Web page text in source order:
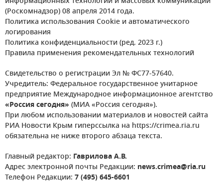
(Роскомнадзор) 08 апреля 2014 года.
Политика использования Cookie и автоматического
логирования
Политика конфиденциальности (ред. 2023 г.)
Правила применения рекомендательных технологий
Свидетельство о регистрации Эл № ФС77-57640.
Учредитель: Федеральное государственное унитарное
предприятие Международное информационное агентство
«Россия сегодня» (МИА «Россия сегодня»).
При любом использовании материалов и новостей сайта
РИА Новости Крым гиперссылка на https://crimea.ria.ru
обязательна не ниже второго абзаца текста.
Главный редактор: Гаврилова А.В.
Адрес электронной почты Редакции: news.crimea@ria.ru
Телефон Редакции: 7 (495) 645-6601